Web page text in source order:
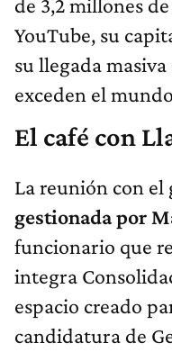
de 3,2 millones
YouTube, su
su llegada
exceden el
El café con
La reunión con el
gestionada por
funcionario que
integra
espacio creado
candidatura de